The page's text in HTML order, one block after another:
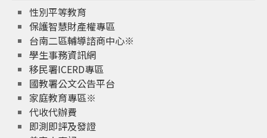
性別平等教育
保護智慧財產權專區
台南二區輔導諮商中心※
學生事務資訊網
移民署ICERD專區
國教署公文公告平台
家庭教育專區※
代收代辦費
即測即評及發證